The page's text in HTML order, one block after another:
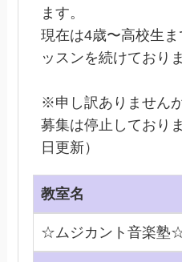
ます。
現在は4歳〜高校生
ッスンを続けており
※申し訳ありません
募集は停止しており
日更新）
教室名
☆ムジカント音楽塾